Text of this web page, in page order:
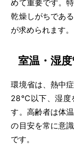
めて重要です。
乾燥しがちであ
が求められます。
室温・湿
環境省は、熱中
28℃以下、湿度
す。高齢者は体
の目安を常に意
です。